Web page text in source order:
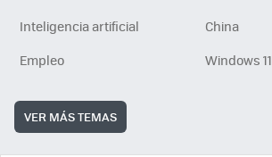
Inteligencia artificial
China
Empleo
Windows 11
VER MÁS TEMAS